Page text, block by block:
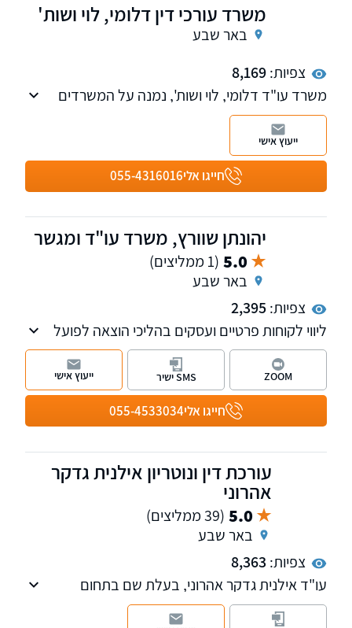
נוסף של נושאים בתחומים הללו.
משרד עורכי דין דלומי, לוי ושות'
באר שבע
צפיות:8,169
משרד עו"ד דלומי, לוי ושות', נמנה על המשרדים
הבולטים והמובילים בתחומם באזור הדרום
חייגו אלי055-4316016
ייעוץ אישי
יהונתן שוורץ, משרד עו"ד ומגשר
5.0 (1 ממליצים)
באר שבע
צפיות:2,395
ליווי לקוחות פרטיים ועסקים בהליכי הוצאה לפועל
וחדלות פירעון-פשיטת רגל, לשון הרע, סכסוכי
שכנים, ליקויי בניה, מכר במקרקעין, תביעות
כספיות, עריכת ייפוי כוח מתמשך, בנקאות וגביית
חובות עבור לקוחות פרטיים ועסקיים
חייגו אלי055-4533034
ZOOM SMS ישיר ייעוץ אישי
עורכת דין ונוטריון אילנית גדקר
אהרוני
5.0 (39 ממליצים)
באר שבע
צפיות: 8,363
עו"ד אילנית גדקר אהרוני, בעלת שם בתחום
הביטוח הלאומי ובייצוג לקוחות בתחום נפגעי
עבודה, נכות כללית, נפגעי פעולות איבה וטרור